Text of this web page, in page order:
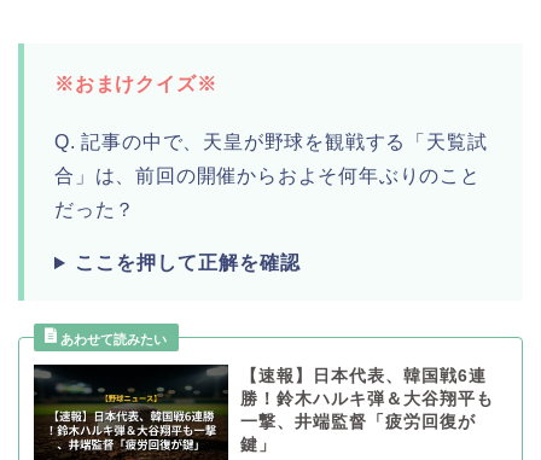
※おまけクイズ※
Q. 記事の中で、天皇が野球を観戦する「天覧試
合」は、前回の開催からおよそ何年ぶりのこと
だった？
ここを押して正解を確認
【速報】日本代表、韓国戦6連
勝！鈴木ハルキ弾＆大谷翔平も
一撃、井端監督「疲労回復が
鍵」